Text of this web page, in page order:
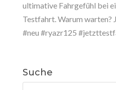
ultimative Fahrgefühl bei
Testfahrt. Warum
#neu #ryazr125
Suche